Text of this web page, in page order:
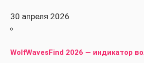
30 апреля 2026
WolfWavesFind 2026 — индикатор